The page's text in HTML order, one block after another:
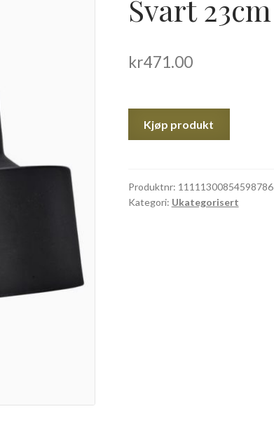
Svart 23cm
kr471.00
Kjøp produkt
Produktnr: 11111300854598786
Kategori: Ukategorisert